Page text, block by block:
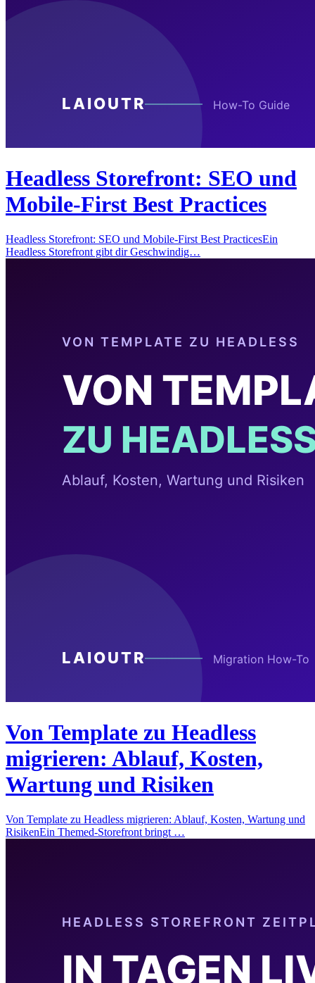
Headless Storefront: SEO und
Mobile-First Best Practices
Headless Storefront: SEO und Mobile-First Best PracticesEin
Headless Storefront gibt dir Geschwindig…
Von Template zu Headless
migrieren: Ablauf, Kosten,
Wartung und Risiken
Von Template zu Headless migrieren: Ablauf, Kosten, Wartung und
RisikenEin Themed-Storefront bringt …